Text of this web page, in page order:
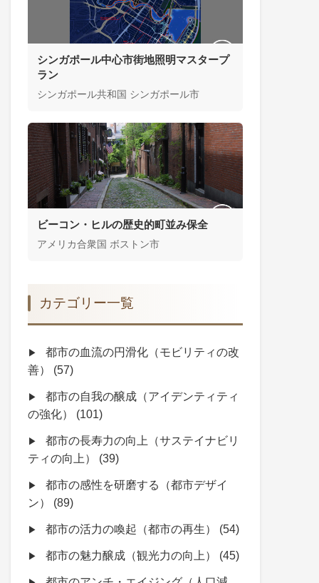
シンガポール中心市街地照明マスタープ
ラン
シンガポール共和国 シンガポール市
ビーコン・ヒルの歴史的町並み保全
アメリカ合衆国 ボストン市
カテゴリー一覧
都市の血流の円滑化（モビリティの改
善） (57)
都市の自我の醸成（アイデンティティ
の強化） (101)
都市の長寿力の向上（サステイナビリ
ティの向上） (39)
都市の感性を研磨する（都市デザイ
ン） (89)
都市の活力の喚起（都市の再生） (54)
都市の魅力醸成（観光力の向上） (45)